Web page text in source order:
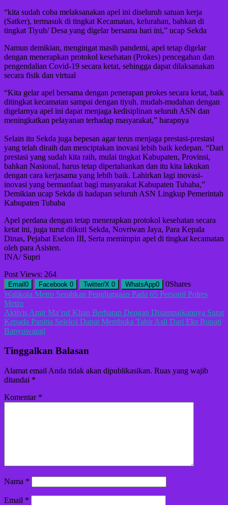
“kita sudah coba melaksanakan apel ini diseluruh satuan kerja
(Satker), termasuk di tingkat Kecamatan, kelurahan, bahkan di
tingkat Tiyuh/ Desa yang digelar bersama hari ini,” ucap Sekda
Namun demikian, mengingat masih pandemi, apel tetap digelar
dengan menerapkan protokol kesehatan (Prokes) pencegahan dan
pengendalian Covid-19 secara ketat, sehingga dapat dilaksanakan
secara fisik dan virtual
“Kita gelar apel bersama dengan penerapan prokes secara ketat, baik
ditingkat kecamatan sampai dengan tiyuh. mudah-mudahan dengan
digelarnya apel ini dapat menjaga kedisiplinan seluruh ASN dan
meningkatkan pelayanan terhadap masyarakat,” harapnya
Selain itu Sekda juga bepesan agar terus menjaga prestasi-prestasi
yang telah diraih dan menciptakan inovasi lebih baik kedepan. “Dari
prestasi yang sudah kita raih, mulai tingkat Kabupaten, Provinsi,
bahkan Nasional, harus tetap dipertahankan dan itu kita lakukan
dengan cara kerjasama yang lebih baik. Lahirkan lagi inovasi-
inovasi yang bermanfaat bagi masyarakat Kabupaten Tubaba,”
Demikian ucap Sekda di hadapan seluruh ASN Lingkup Pemerintah
Kabupaten Tubaba
Apel perdana dengan tetap menerapkan protokol kesehatan secara
ketat ini, juga turut diikuti Sekda, Novriwan Jaya, Para Kepala
Dinas, Pejabat Eselon III, Serta memimpin apel di tingkat kecamatan
oleh para Asisten.
INA/ Supri
Post Views: 264
Email 0 Facebook 0 Twitter/X 0 WhatsApp0 0Shares
Navigasi
pos
Walikota Metro Serahkan Penghargaan Pada 65 Personil Polres
Metro
Aktivis Amir Ma’ruf Khan Berharap Dengan Disampaikannya Surat
Kepada Panitia Seleksi Dapat Membuka Tabir Asli Dari Eks Bupati
Banyuwangi
Tinggalkan Balasan
Alamat email Anda tidak akan dipublikasikan. Ruas yang wajib
ditandai *
Komentar *
Nama *
Email *